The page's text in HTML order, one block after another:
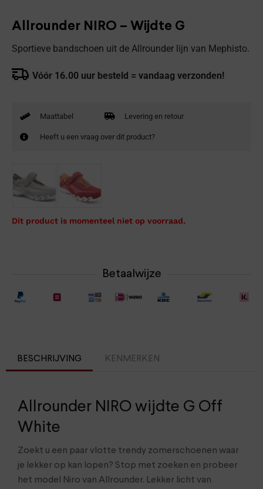
Allrounder NIRO – Wijdte G
Sportieve bandschoen uit de Allrounder lijn van Mephisto.
Vóór 16.00 uur besteld = vandaag verzonden!
Maattabel Levering en retour
Heeft u een vraag over dit product?
Dit product is momenteel niet op voorraad.
Betaalwijze
BESCHRIJVING KENMERKEN
Allrounder NIRO wijdte G Off
White
Zoekt u een paar vlotte trendy zomerschoenen waar
je lekker op kan lopen? Stop met zoeken en probeer
het model Niro van Allrounder. Lekker licht van